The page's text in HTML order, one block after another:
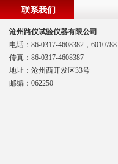
联系我们
沧州路仪试验仪器有限公司
电话：86-0317-4608382，6010788
传真：86-0317-4608387
地址：沧州西开发区33号
邮编：062250